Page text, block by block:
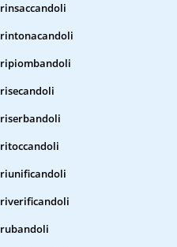
rinsaccandoli
rintonacandoli
ripiombandoli
risecandoli
riserbandoli
ritoccandoli
riunificandoli
riverificandoli
rubandoli